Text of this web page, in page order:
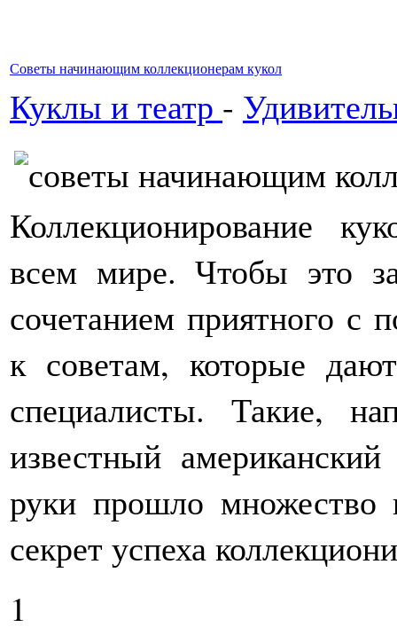
Советы начинающим коллекционерам кукол
Куклы и театр -
Коллекционирование
всем мире. Чтобы это
сочетанием приятного с
к советам, которые
специалисты. Такие,
известный
руки прошло множество
секрет успеха
1